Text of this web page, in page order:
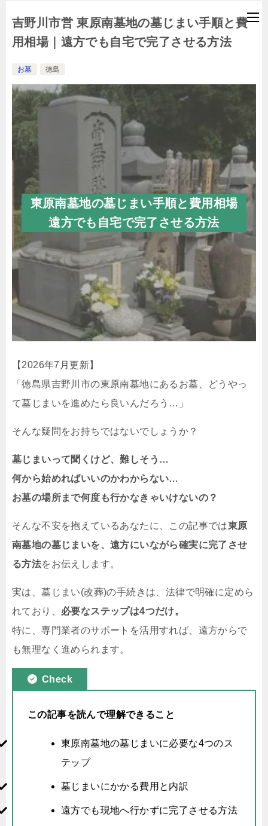
吉野川市営 東原南墓地の墓じまい手順と費
用相場｜遠方でも自宅で完了させる方法
お墓 徳島
東原南墓地の墓じまい手順と費用相場
遠方でも自宅で完了させる方法
【2026年7月更新】
「徳島県吉野川市の東原南墓地にあるお墓、どうやっ
て墓じまいを進めたら良いんだろう…」
そんな疑問をお持ちではないでしょうか？
墓じまいって聞くけど、難しそう…
何から始めればいいのかわからない…
お墓の場所まで何度も行かなきゃいけないの？
そんな不安を抱えているあなたに、この記事では東原
南墓地の墓じまいを、遠方にいながら確実に完了させ
る方法をお伝えします。
実は、墓じまい(改葬)の手続きは、法律で明確に定めら
れており、 必要なステップは4つだけ。
特に、専門業者のサポートを活用すれば、遠方からで
も無理なく進められます。
Check
この記事を読んで理解できること
東原南墓地の墓じまいに必要な4つのス
テップ
墓じまいにかかる費用と内訳
遠方でも現地へ行かずに完了させる方法